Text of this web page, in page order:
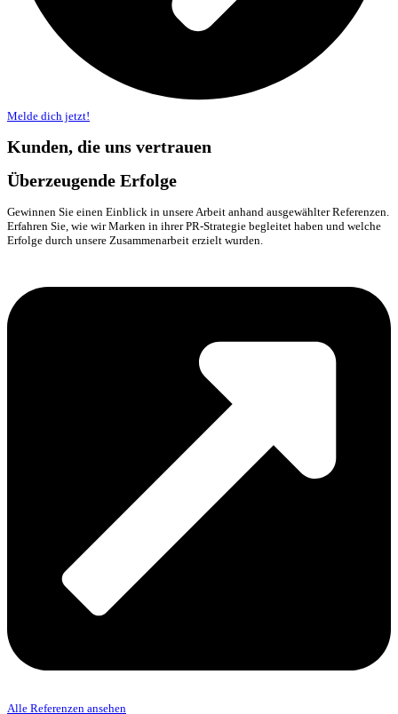
Melde dich jetzt!
Kunden, die uns vertrauen
Überzeugende Erfolge
Gewinnen Sie einen Einblick in unsere Arbeit anhand ausgewählter Referenzen.
Erfahren Sie, wie wir Marken in ihrer PR-Strategie begleitet haben und welche
Erfolge durch unsere Zusammenarbeit erzielt wurden.
Alle Referenzen ansehen